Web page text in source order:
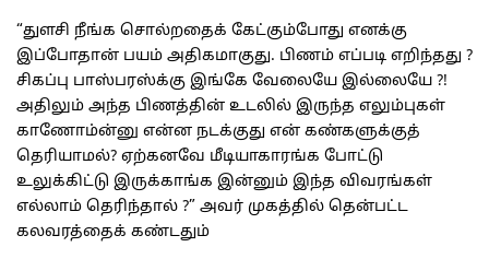
“துளசி நீங்க சொல்றதைக் கேட்கும்போது எனக்கு
இப்போதான் பயம் அதிகமாகுது. பிணம் எப்படி எறிந்தது ?
சிகப்பு பாஸ்பரஸ்க்கு இங்கே வேலையே இல்லையே ?!
அதிலும் அந்த பிணத்தின் உடலில் இருந்த எலும்புகள்
காணோம்ன்னு என்ன நடக்குது என் கண்களுக்குத்
தெரியாமல்? ஏற்கனவே மீடியாகாரங்க போட்டு
உலுக்கிட்டு இருக்காங்க இன்னும் இந்த விவரங்கள்
எல்லாம் தெரிந்தால் ?” அவர் முகத்தில் தென்பட்ட
கலவரத்தைக் கண்டதும்